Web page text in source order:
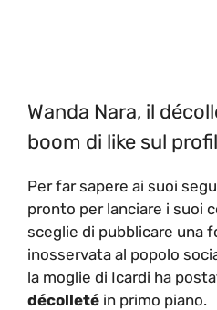
Wanda Nara, il
boom di like sul
Per far sapere ai suoi
pronto per lanciare i suoi
sceglie di pubblicare una
inosservata al popolo
la moglie di Icardi ha
décolleté in primo piano.